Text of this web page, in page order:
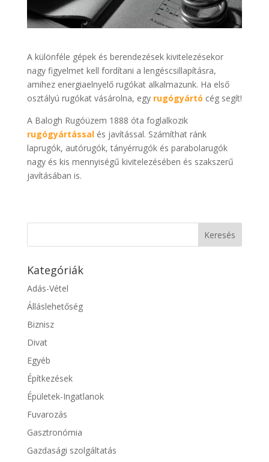
A különféle gépek és berendezések kivitelezésekor
nagy figyelmet kell fordítani a lengéscsillapításra,
amihez energiaelnyelő rugókat alkalmazunk. Ha első
osztályú rugókat vásárolna, egy rugógyártó cég segít!
A Balogh Rugóüzem 1888 óta foglalkozik
rugógyártással és javítással. Számíthat ránk
laprugók, autórugók, tányérrugók és parabolarugók
nagy és kis mennyiségű kivitelezésében és szakszerű
javításában is.
Kategóriák
Adás-Vétel
Álláslehetőség
Biznisz
Divat
Egyéb
Építkezések
Épületek-Ingatlanok
Fuvarozás
Gasztronómia
Gazdasági szolgáltatás